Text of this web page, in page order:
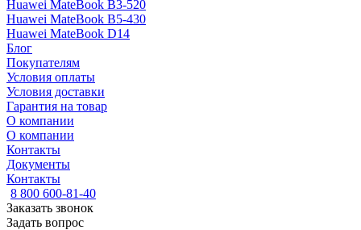
Huawei MateBook B3-520
Huawei MateBook B5-430
Huawei MateBook D14
Блог
Покупателям
Условия оплаты
Условия доставки
Гарантия на товар
О компании
О компании
Контакты
Документы
Контакты
8 800 600-81-40
Заказать звонок
Задать вопрос